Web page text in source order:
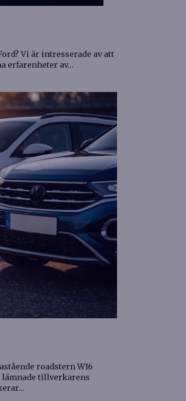
Vi är intresserade av att
erfarenheter av…
roadstern W16
lämnade tillverkarens